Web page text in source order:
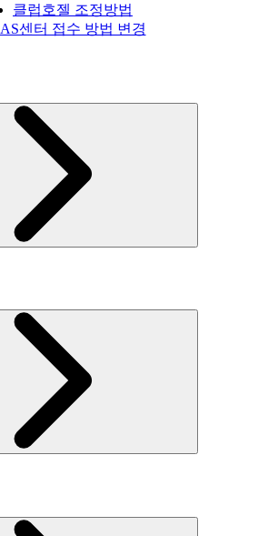
클럽호젤 조정방법
AS센터 접수 방법 변경
개인정보취급방침